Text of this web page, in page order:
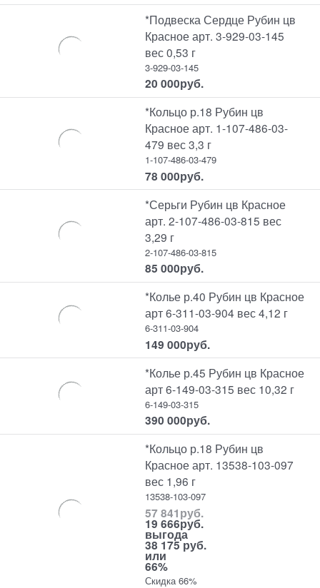
*Подвеска Сердце Рубин цв
Красное арт. 3-929-03-145
вес 0,53 г
3-929-03-145
20 000руб.
*Кольцо р.18 Рубин цв
Красное арт. 1-107-486-03-
479 вес 3,3 г
1-107-486-03-479
78 000руб.
*Серьги Рубин цв Красное
арт. 2-107-486-03-815 вес
3,29 г
2-107-486-03-815
85 000руб.
*Колье р.40 Рубин цв Красное
арт 6-311-03-904 вес 4,12 г
6-311-03-904
149 000руб.
*Колье р.45 Рубин цв Красное
арт 6-149-03-315 вес 10,32 г
6-149-03-315
390 000руб.
*Кольцо р.18 Рубин цв
Красное арт. 13538-103-097
вес 1,96 г
13538-103-097
57 841руб.
19 666руб.
выгода
38 175 руб.
или
66%
Скидка 66%